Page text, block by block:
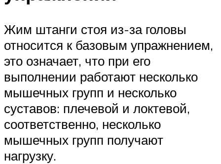
Жим штанги стоя из-за головы
относится к базовым упражнением,
это означает, что при его
выполнении работают несколько
мышечных групп и несколько
суставов: плечевой и локтевой,
соответственно, несколько
мышечных групп получают
нагрузку.